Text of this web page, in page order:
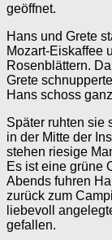
geöffnet.
Hans und Grete
Mozart-Eiskaffee
Rosenblättern.
Grete
Hans schoss
Später ruhten sie
in der Mitte der
stehen riesige
Es ist eine grüne
Abends fuhren
zurück zum
liebevoll
gefallen.